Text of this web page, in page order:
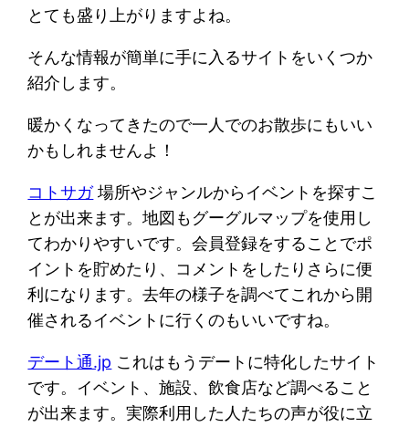
とても盛り上がりますよね。
そんな情報が簡単に手に入るサイトをいくつか
紹介します。
暖かくなってきたので一人でのお散歩にもいい
かもしれませんよ！
コトサガ場所やジャンルからイベントを探すこ
とが出来ます。地図もグーグルマップを使用し
てわかりやすいです。会員登録をすることでポ
イントを貯めたり、コメントをしたりさらに便
利になります。去年の様子を調べてこれから開
催されるイベントに行くのもいいですね。
デート通.jp これはもうデートに特化したサイト
です。イベント、施設、飲食店など調べること
が出来ます。実際利用した人たちの声が役に立